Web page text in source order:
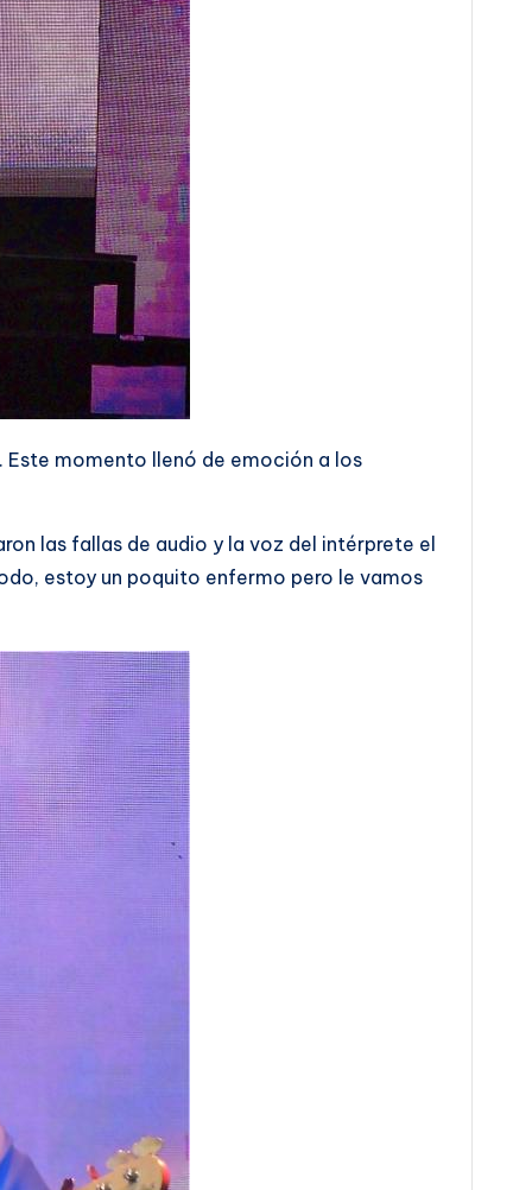
Este momento llenó de emoción a los
las fallas de audio y la voz del intérprete el
estoy un poquito enfermo pero le vamos